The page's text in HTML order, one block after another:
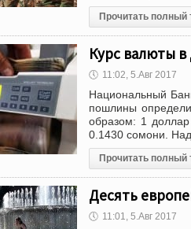
Прочитать полный
Курс валюты
🕔 11:02, 5.Авг 2017
Национальный
пошлины
образом: 1
0.1430 сомони.
Прочитать полный
Десять
🕔 11:01, 5.Авг 2017